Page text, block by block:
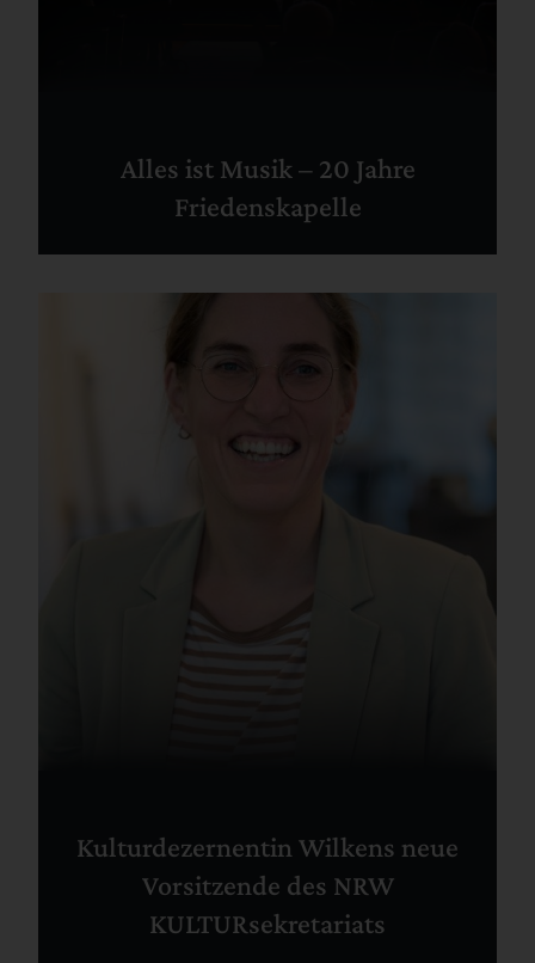
Alles ist Musik – 20 Jahre
Friedenskapelle
Kulturdezernentin Wilkens neue
Vorsitzende des NRW
KULTURsekretariats